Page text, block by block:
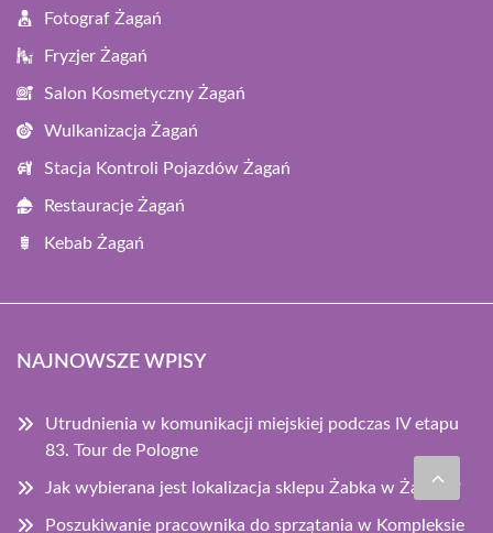
Fotograf Żagań
Fryzjer Żagań
Salon Kosmetyczny Żagań
Wulkanizacja Żagań
Stacja Kontroli Pojazdów Żagań
Restauracje Żagań
Kebab Żagań
NAJNOWSZE WPISY
Utrudnienia w komunikacji miejskiej podczas IV etapu
83. Tour de Pologne
Jak wybierana jest lokalizacja sklepu Żabka w Żarach?
Poszukiwanie pracownika do sprzątania w Kompleksie